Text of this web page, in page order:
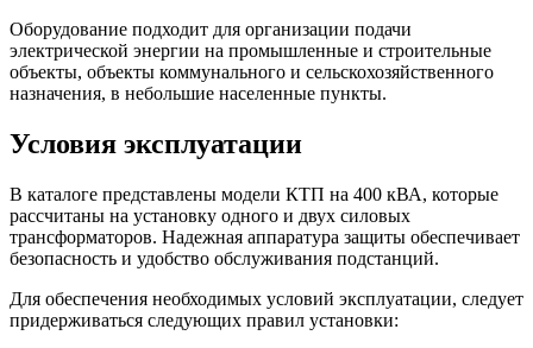
Оборудование подходит для организации подачи
электрической энергии на промышленные и строительные
объекты, объекты коммунального и сельскохозяйственного
назначения, в небольшие населенные пункты.
Условия эксплуатации
В каталоге представлены модели КТП на 400 кВА, которые
рассчитаны на установку одного и двух силовых
трансформаторов. Надежная аппаратура защиты обеспечивает
безопасность и удобство обслуживания подстанций.
Для обеспечения необходимых условий эксплуатации, следует
придерживаться следующих правил установки: